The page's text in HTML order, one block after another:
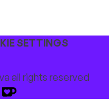
SETTINGS
all rights reserved